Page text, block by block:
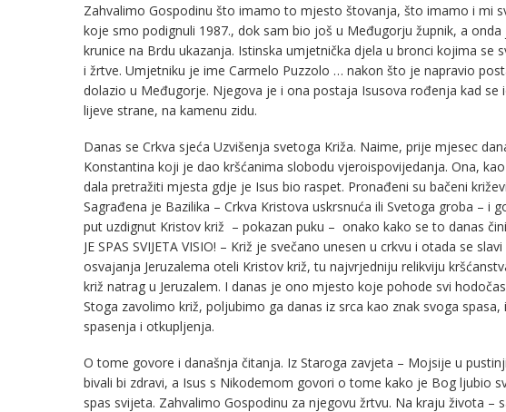
Zahvalimo Gospodinu što imamo to mjesto štovanja, što imamo i mi
koje smo podignuli 1987., dok sam bio još u Međugorju župnik, a
krunice na Brdu ukazanja. Istinska umjetnička djela u bronci kojima se
i žrtve. Umjetniku je ime Carmelo Puzzolo … nakon što je napravio
dolazio u Međugorje. Njegova je i ona postaja Isusova rođenja kad se
lijeve strane, na kamenu zidu.
Danas se Crkva sjeća Uzvišenja svetoga Križa. Naime, prije mjesec
Konstantina koji je dao kršćanima slobodu vjeroispovijedanja. Ona,
dala pretražiti mjesta gdje je Isus bio raspet. Pronađeni su bačeni
Sagrađena je Bazilika – Crkva Kristova uskrsnuća ili Svetoga groba – i
put uzdignut Kristov križ – pokazan puku – onako kako se to danas
JE SPAS SVIJETA VISIO! – Križ je svečano unesen u crkvu i otada se
osvajanja Jeruzalema oteli Kristov križ, tu najvrjedniju relikviju
križ natrag u Jeruzalem. I danas je ono mjesto koje pohode svi
Stoga zavolimo križ, poljubimo ga danas iz srca kao znak svoga
spasenja i otkupljenja.
O tome govore i današnja čitanja. Iz Staroga zavjeta – Mojsije u
bivali bi zdravi, a Isus s Nikodemom govori o tome kako je Bog ljubio
spas svijeta. Zahvalimo Gospodinu za njegovu žrtvu. Na kraju života –